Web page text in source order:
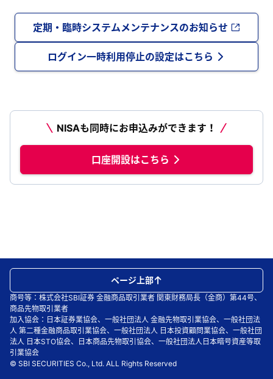
定期・臨時システムメンテナンスのお知らせ
ログイン一時利用停止の設定はこちら
NISAも同時にお申込みができます！
口座開設はこちら
商号等：株式会社SBI証券 金融商品取引業者 関東財務局長（金商）第44号、
商品先物取引業者
加入協会：日本証券業協会、一般社団法人 金融先物取引業協会、一般社団法
人 第二種金融商品取引業協会、一般社団法人 日本投資顧問業協会、一般社団
法人 日本STO協会、日本商品先物取引協会、一般社団法人日本暗号資産等取
引業協会
© SBI SECURITIES Co., Ltd. ALL Rights Reserved
ページ上部